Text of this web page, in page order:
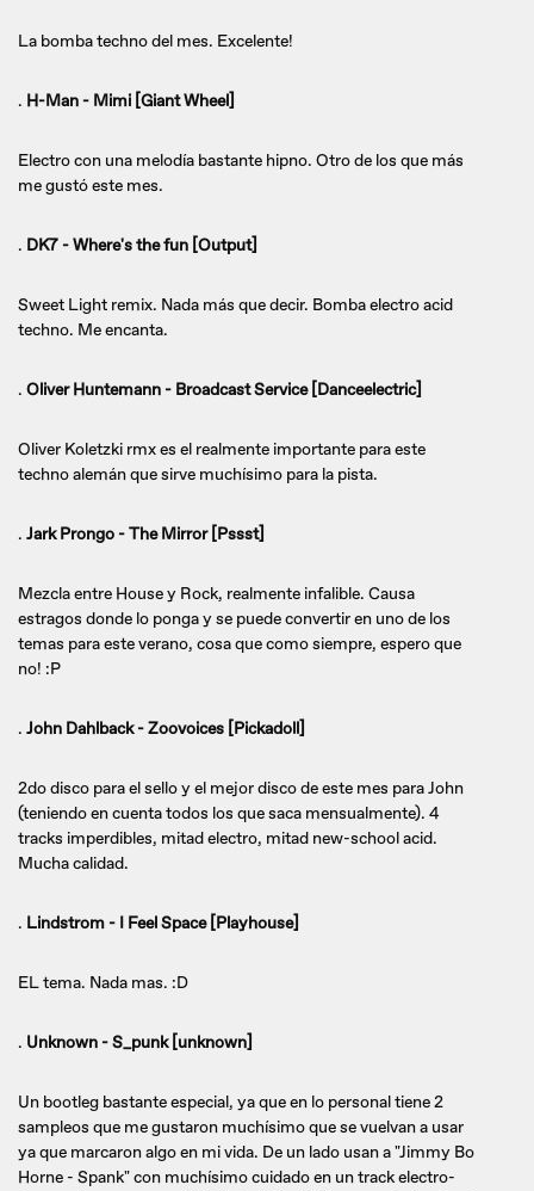
La bomba techno del mes. Excelente!
. H-Man - Mimi [Giant Wheel]
Electro con una melodía bastante hipno. Otro de los que más
me gustó este mes.
. DK7 - Where's the fun [Output]
Sweet Light remix. Nada más que decir. Bomba electro acid
techno. Me encanta.
. Oliver Huntemann - Broadcast Service [Danceelectric]
Oliver Koletzki rmx es el realmente importante para este
techno alemán que sirve muchísimo para la pista.
. Jark Prongo - The Mirror [Pssst]
Mezcla entre House y Rock, realmente infalible. Causa
estragos donde lo ponga y se puede convertir en uno de los
temas para este verano, cosa que como siempre, espero que
no! :P
. John Dahlback - Zoovoices [Pickadoll]
2do disco para el sello y el mejor disco de este mes para John
(teniendo en cuenta todos los que saca mensualmente). 4
tracks imperdibles, mitad electro, mitad new-school acid.
Mucha calidad.
. Lindstrom - I Feel Space [Playhouse]
EL tema. Nada mas. :D
. Unknown - S_punk [unknown]
Un bootleg bastante especial, ya que en lo personal tiene 2
sampleos que me gustaron muchísimo que se vuelvan a usar
ya que marcaron algo en mi vida. De un lado usan a "Jimmy Bo
Horne - Spank" con muchísimo cuidado en un track electro-